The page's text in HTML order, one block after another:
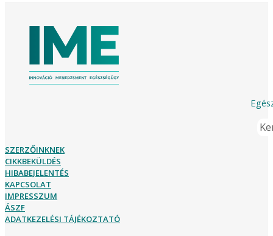
SZERZŐINKNEK
CIKKBEKÜLDÉS
HIBABEJELENTÉS
KAPCSOLAT
IMPRESSZUM
ÁSZF
ADATKEZELÉSI TÁJÉKOZTATÓ